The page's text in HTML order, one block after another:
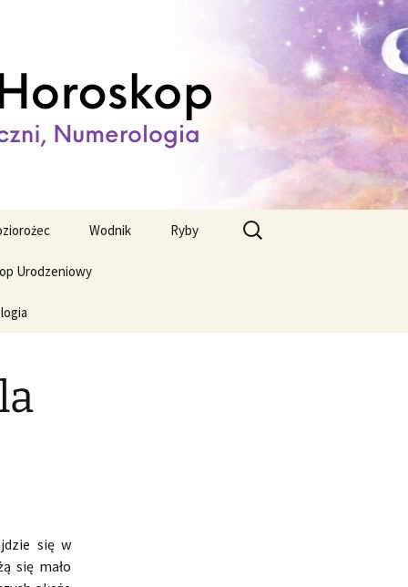
Wodnik Ryby
Urodzeniowy
Szukaj:
się w
się mało